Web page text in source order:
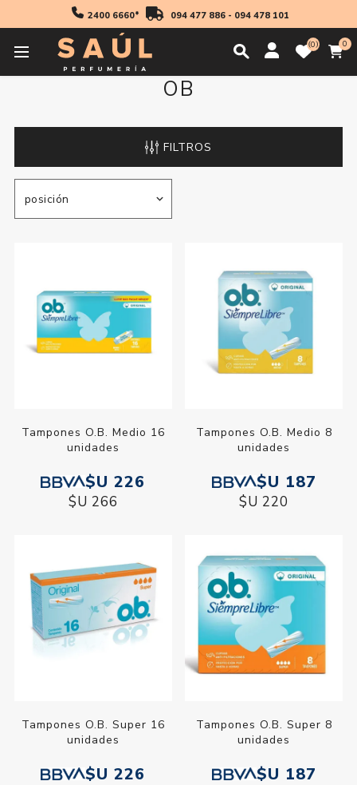
2400 6660* 094 477 886- 094 478 101
0 0
OB
FILTROS
Tampones O.B. Medio 16
unidades
$U 226
$U 266
Tampones O.B. Medio 8
unidades
$U 187
$U 220
Tampones O.B. Super 16
unidades
$U 226
Tampones O.B. Super 8
unidades
$U 187